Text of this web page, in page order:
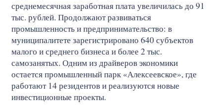
среднемесячная заработная плата увеличилась до 91
тыс. рублей. Продолжают развиваться
промышленность и предпринимательство: в
муниципалитете зарегистрировано 640 субъектов
малого и среднего бизнеса и более 2 тыс.
самозанятых. Одним из драйверов экономики
остается промышленный парк «Алексеевское», где
работают 14 резидентов и реализуются новые
инвестиционные проекты.